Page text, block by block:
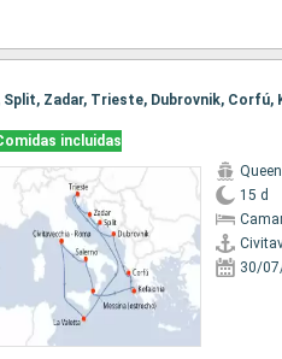
incluidas
15 d
30/